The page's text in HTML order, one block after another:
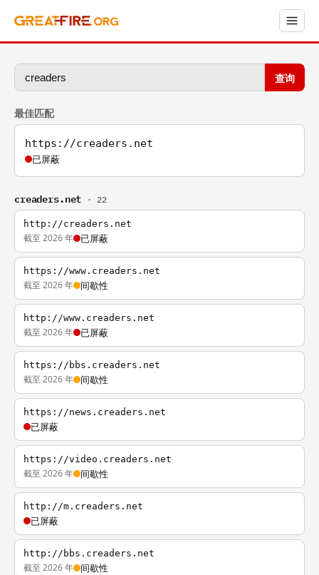
查询
最佳匹配
https://creaders.net
已屏蔽
creaders.net · 22
http://creaders.net
截至 2026 年 已屏蔽
https://www.creaders.net
截至 2026 年 间歇性
http://www.creaders.net
截至 2026 年 已屏蔽
https://bbs.creaders.net
截至 2026 年 间歇性
https://news.creaders.net
已屏蔽
https://video.creaders.net
截至 2026 年 间歇性
http://m.creaders.net
已屏蔽
http://bbs.creaders.net
截至 2026 年 间歇性